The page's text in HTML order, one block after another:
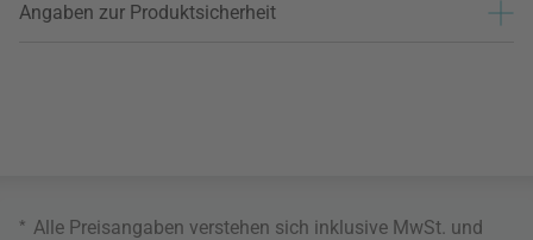
Angaben zur Produktsicherheit
* Alle Preisangaben verstehen sich inklusive MwSt. und